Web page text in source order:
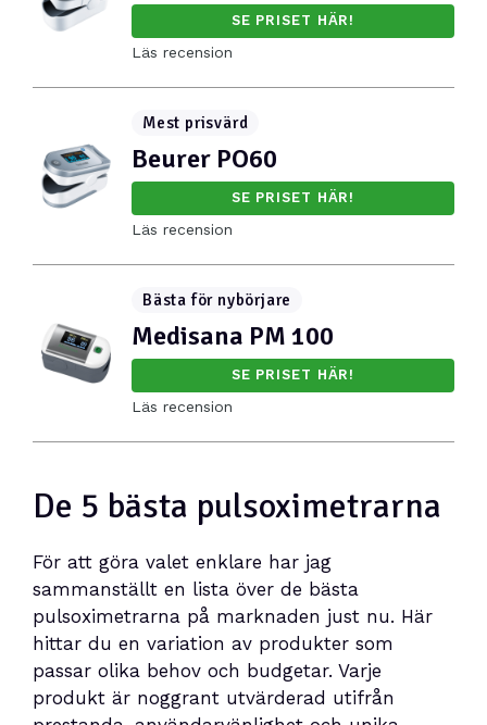
SE PRISET HÄR!
Läs recension
Mest prisvärd
Beurer PO60
SE PRISET HÄR!
Läs recension
Bästa för nybörjare
Medisana PM 100
SE PRISET HÄR!
Läs recension
De 5 bästa pulsoximetrarna
För att göra valet enklare har jag
sammanställt en lista över de bästa
pulsoximetrarna på marknaden just nu. Här
hittar du en variation av produkter som
passar olika behov och budgetar. Varje
produkt är noggrant utvärderad utifrån